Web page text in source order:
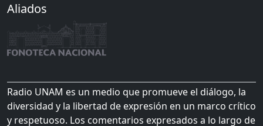
Aliados
Radio UNAM es un medio que promueve el diálogo, la
diversidad y la libertad de expresión en un marco crítico
y respetuoso. Los comentarios expresados a lo largo de